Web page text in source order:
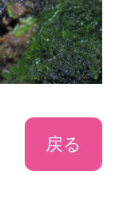
戻る